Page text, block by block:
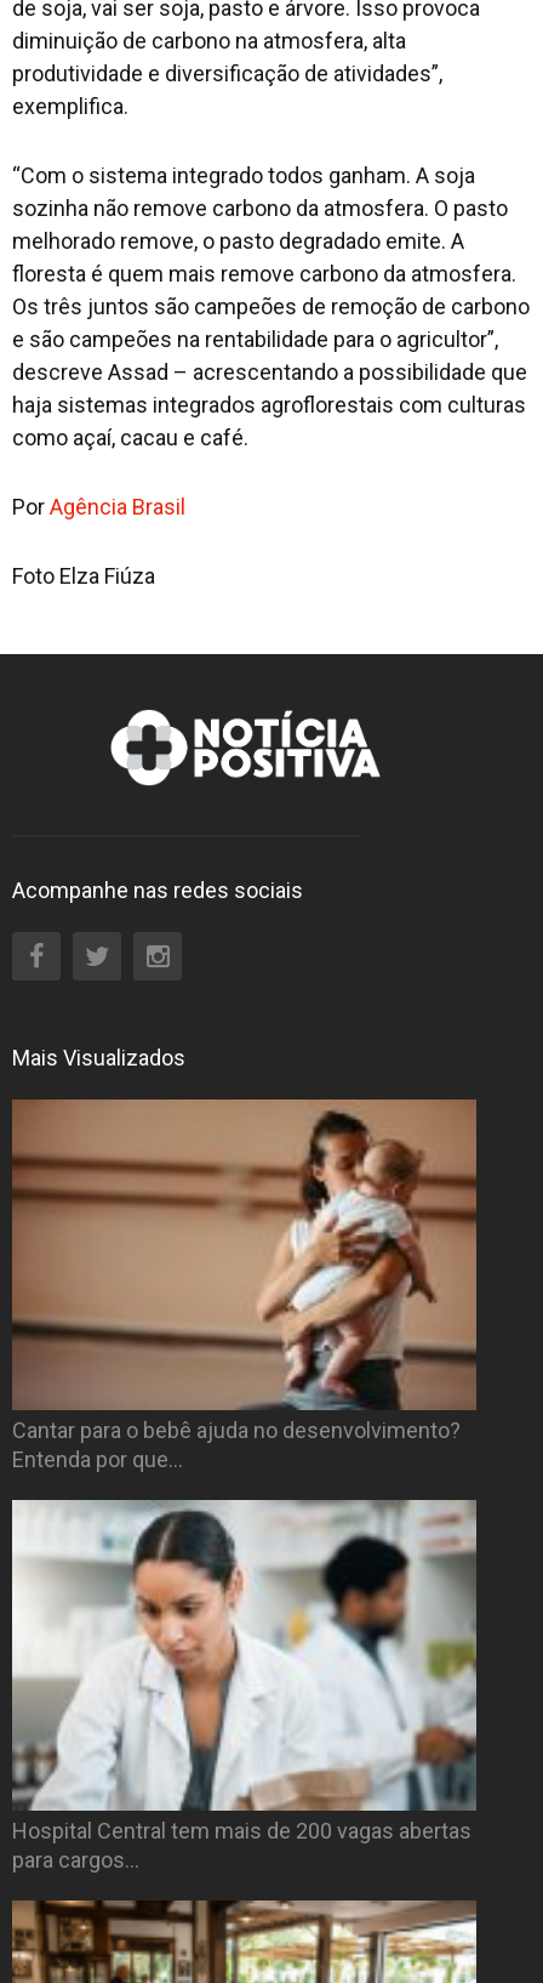
de soja, vai ser soja, pasto e árvore. Isso provoca
diminuição de carbono na atmosfera, alta
produtividade e diversificação de atividades”,
exemplifica.
“Com o sistema integrado todos ganham. A soja
sozinha não remove carbono da atmosfera. O pasto
melhorado remove, o pasto degradado emite. A
floresta é quem mais remove carbono da atmosfera.
Os três juntos são campeões de remoção de carbono
e são campeões na rentabilidade para o agricultor”,
descreve Assad – acrescentando a possibilidade que
haja sistemas integrados agroflorestais com culturas
como açaí, cacau e café.
PorAgência Brasil
Foto Elza Fiúza
Acompanhe nas redes sociais
Mais Visualizados
Cantar para o bebê ajuda no desenvolvimento?
Entenda por que…
Hospital Central tem mais de 200 vagas abertas
para cargos…